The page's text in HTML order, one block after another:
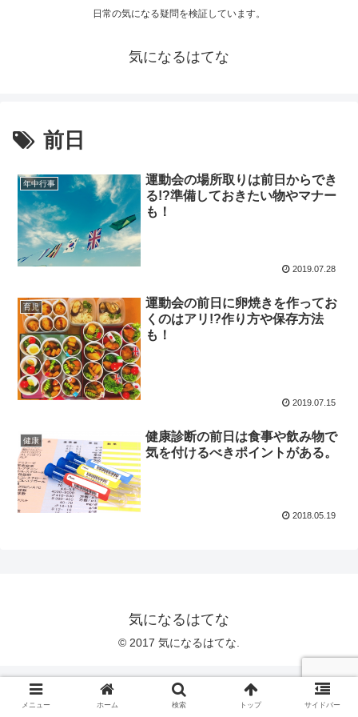
日常の気になる疑問を検証しています。
気になるはてな
前日
年中行事
運動会の場所取りは前日からでき
る!?準備しておきたい物やマナー
も！
2019.07.28
育児
運動会の前日に卵焼きを作ってお
くのはアリ!?作り方や保存方法
も！
2019.07.15
健康
健康診断の前日は食事や飲み物で
気を付けるべきポイントがある。
2018.05.19
気になるはてな
© 2017 気になるはてな.
メニュー ホーム 検索 トップ サイドバー